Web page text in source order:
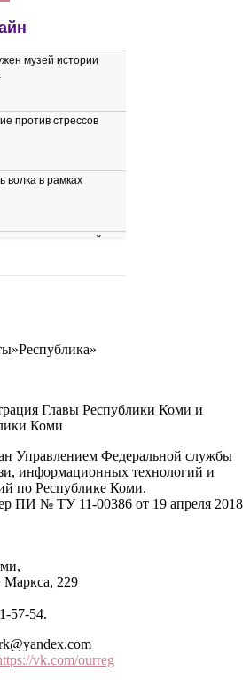
Главы Республики Коми и
Коми
Управлением Федеральной службы
информационных технологий и
по Республике Коми.
ПИ № ТУ 11-00386 от 19 апреля 2018
Маркса, 229
57-54.
vk.com/ourreg